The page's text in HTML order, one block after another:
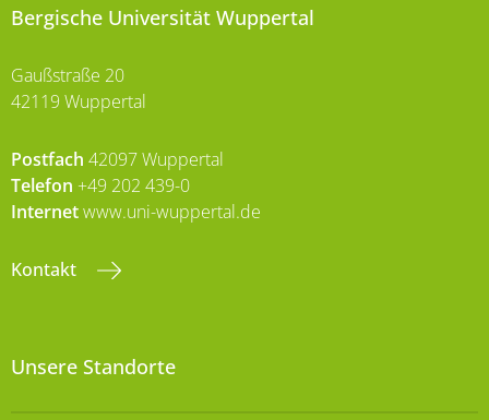
Bergische Universität Wuppertal
Gaußstraße 20
42119 Wuppertal
Postfach 42097 Wuppertal
Telefon +49 202 439-0
Internetwww.uni-wuppertal.de
Kontakt
Unsere Standorte